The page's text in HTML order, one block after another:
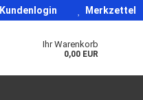
Kundenlogin Merkzettel
Ihr Warenkorb
0,00 EUR